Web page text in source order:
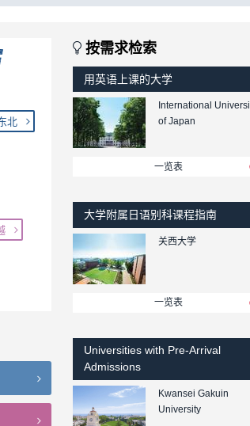
北
按需求检索
用英语上课的大学
International
of Japan
一览表
大学附属日语别科课程指南
关西大学
一览表
Universities with Pre-Arrival
Admissions
Kwansei Gakuin
University